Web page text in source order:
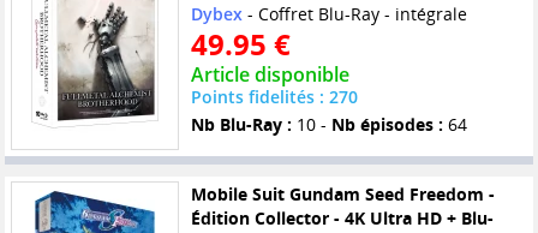
Dybex- Coffret Blu-Ray - intégrale
49.95 €
Article disponible
Points fidelités : 270
Nb Blu-Ray : 10 - Nb épisodes : 64
Mobile Suit Gundam Seed Freedom -
Édition Collector - 4K Ultra HD + Blu-